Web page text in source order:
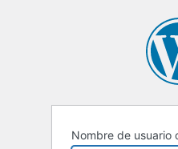
Nombre de usuario